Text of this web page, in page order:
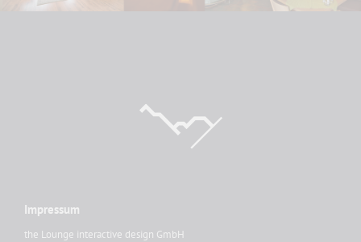
Impressum
the Lounge interactive design GmbH